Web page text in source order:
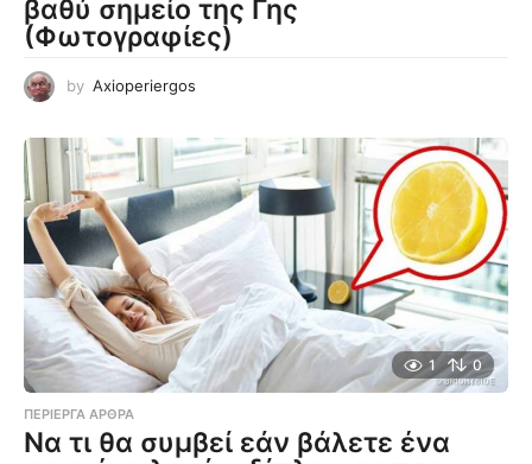
βαθύ σημείο της Γης
(Φωτογραφίες)
by Axioperiergos
1 0
ΠΕΡΊΕΡΓΑ ΆΡΘΡΑ
Να τι θα συμβεί εάν βάλετε ένα